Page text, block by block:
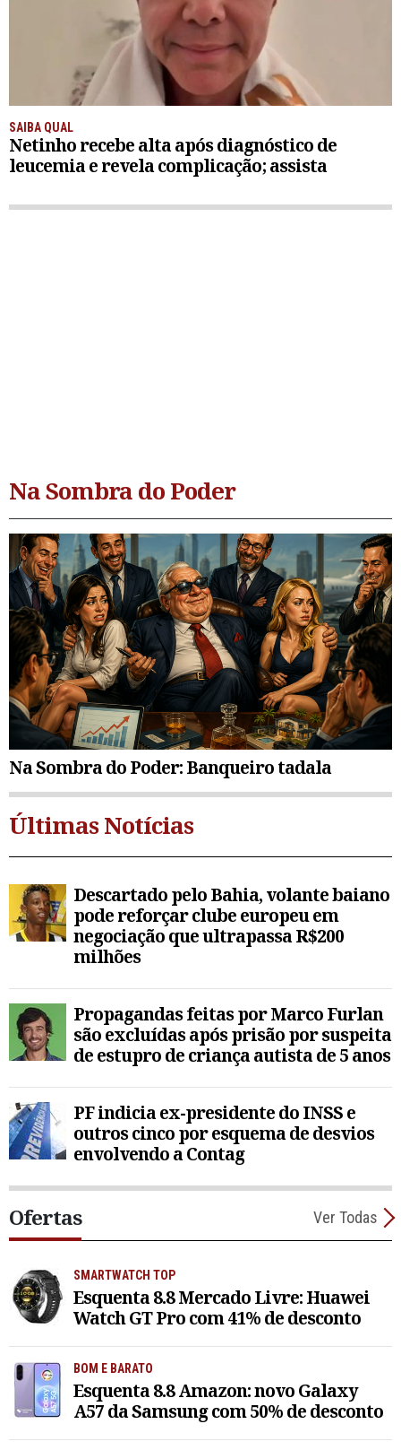
SAIBA QUAL
Netinho recebe alta após diagnóstico de
leucemia e revela complicação; assista
Na Sombra do Poder
Na Sombra do Poder: Banqueiro tadala
Últimas Notícias
Descartado pelo Bahia, volante baiano
pode reforçar clube europeu em
negociação que ultrapassa R$200
milhões
Propagandas feitas por Marco Furlan
são excluídas após prisão por suspeita
de estupro de criança autista de 5 anos
PF indicia ex-presidente do INSS e
outros cinco por esquema de desvios
envolvendo a Contag
Ofertas Ver Todas
SMARTWATCH TOP
Esquenta 8.8 Mercado Livre: Huawei
Watch GT Pro com 41% de desconto
BOM E BARATO
Esquenta 8.8 Amazon: novo Galaxy
A57 da Samsung com 50% de desconto